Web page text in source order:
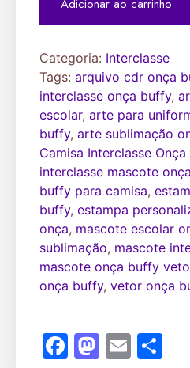
Adicionar ao carrinho
Categoria: Interclasse
Tags: arquivo cdr onça
interclasse onça buffy,
escolar, arte para
buffy, arte sublimação
Camisa Interclasse
interclasse mascote onça
buffy para camisa,
buffy, estampa
onça, mascote escolar
sublimação, mascote
mascote onça buffy
onça buffy, vetor onça
Facebook
Email